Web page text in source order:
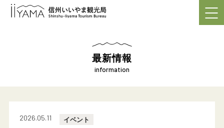
最新情報
information
2026.05.11 イベント